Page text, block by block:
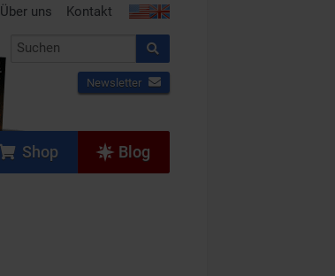
Über uns Kontakt
Newsletter
Shop Blog